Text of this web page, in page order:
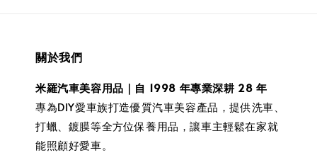
關於我們
米羅汽車美容用品｜自 1998 年專業深耕 28 年
專為DIY愛車族打造優質汽車美容產品，提供洗車、
打蠟、鍍膜等全方位保養用品，讓車主輕鬆在家就
能照顧好愛車。